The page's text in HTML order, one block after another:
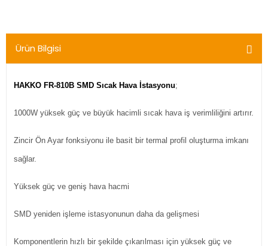
Ürün Bilgisi
HAKKO FR-810B SMD Sıcak Hava İstasyonu;
1000W yüksek güç ve büyük hacimli sıcak hava iş verimliliğini artırır.
Zincir Ön Ayar fonksiyonu ile basit bir termal profil oluşturma imkanı
sağlar.
Yüksek güç ve geniş hava hacmi
SMD yeniden işleme istasyonunun daha da gelişmesi
Komponentlerin hızlı bir şekilde çıkarılması için yüksek güç ve